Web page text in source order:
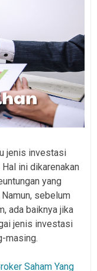
jenis investasi
ini dikarenakan
yang
sebelum
ada baiknya jika
jenis investasi
masing.
Saham Yang